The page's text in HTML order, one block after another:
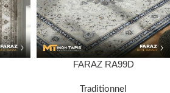
FARAZ RA99D
Traditionnel